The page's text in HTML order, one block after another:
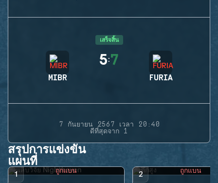
เสร็จสิ้น
MIBR
5:7
FURIA
7 กันยายน 2567 เวลา 20:40
ดีที่สุดจาก 1
สรุปการแข่งขัน
แผนที่
1 ถูกแบน 2 ถูกแบน